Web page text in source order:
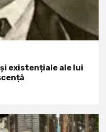
existențiale ale lui